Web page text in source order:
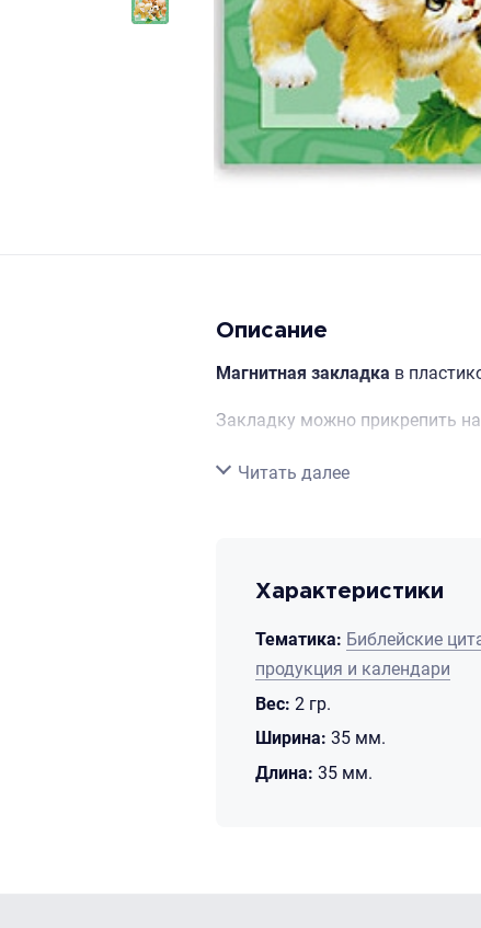
Описание
Магнитная закладка в
Закладку можно прикрепить
Свернуть
Читать далее
Характеристики
Тематика: Библейские
продукция и календари
Вес: 2 гр.
Ширина: 35 мм.
Длина: 35 мм.